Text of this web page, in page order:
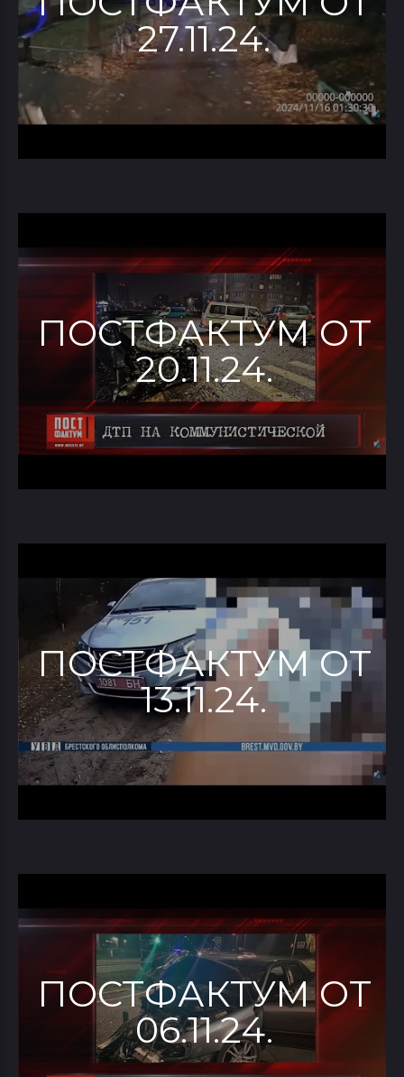
27.11.24.
ПОСТФАКТУМ ОТ
20.11.24.
ПОСТФАКТУМ ОТ
13.11.24.
ПОСТФАКТУМ ОТ
06.11.24.